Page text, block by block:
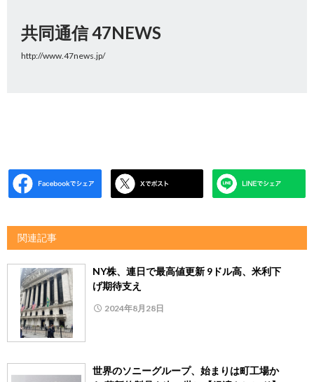
共同通信 47NEWS
http://www.47news.jp/
関連記事
NY株、連日で最高値更新 9ドル高、米利下
げ期待支え
2024年8月28日
世界のソニーグループ、始まりは町工場か